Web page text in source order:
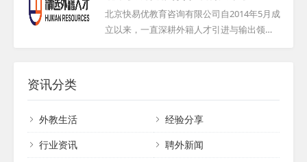
供高效、精准的聘外解决方案。无论是企业
的海外招聘需求，还是个人的国际职业发展
域的基石。经过六年发展，公司业务聚焦于
两大板块：投资移民与外籍人才引进。服务
北京快易优教育咨询有限公司自2014年5月成
立以来，一直深耕外籍人才引进与输出领
家K12培训学校、英语培训机构、幼儿园、早
教中心、公立学校及大学提供了优质外教资
源和专业服务，赢得了客户的一致好评和业
资讯分类
外教生活
经验分享
行业资讯
聘外新闻